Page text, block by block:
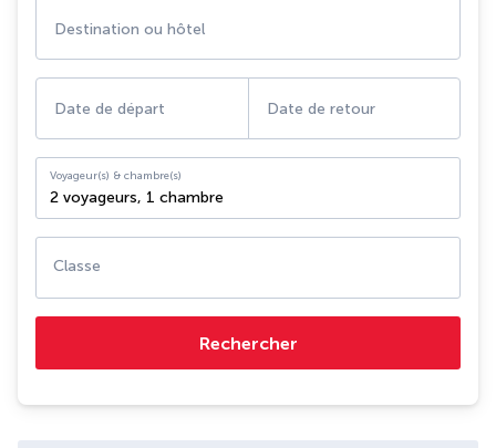
Destination ou hôtel
Date de départ Date de retour
Voyageur(s) & chambre(s)
2 voyageurs, 1 chambre
Classe
Rechercher